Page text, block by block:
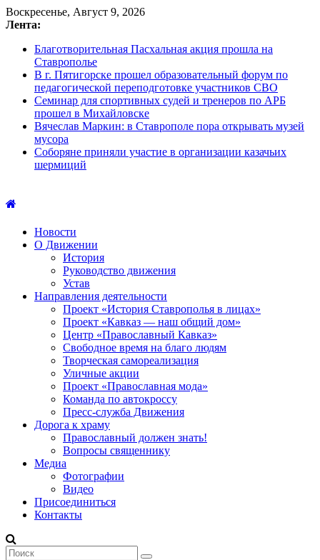
Воскресенье, Август 9, 2026
Лента:
Благотворительная Пасхальная акция прошла на
Ставрополье
В г. Пятигорске прошел образовательный форум по
педагогической переподготовке участников СВО
Семинар для спортивных судей и тренеров по АРБ
прошел в Михайловске
Вячеслав Маркин: в Ставрополе пора открывать музей
мусора
Соборяне приняли участие в организации казачьих
шермиций
Новости
О Движении
История
Руководство движения
Устав
Направления деятельности
Проект «История Ставрополья в лицах»
Проект «Кавказ — наш общий дом»
Центр «Православный Кавказ»
Свободное время на благо людям
Творческая самореализация
Уличные акции
Проект «Православная мода»
Команда по автокроссу
Пресс-служба Движения
Дорога к храму
Православный должен знать!
Вопросы священнику
Медиа
Фотографии
Видео
Присоединиться
Контакты